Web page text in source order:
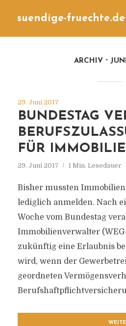
suendige-fruechte.de
ARCHIV
29. Juni 2017
BUNDESTAG
FÜR
29. Juni 2017 1 Min. Lesedauer
Bisher mussten
lediglich anmelden. Nach
Woche vom Bundestag
Immobilienverwalter
zukünftig eine Erlaubnis
wird, wenn der
geordneten